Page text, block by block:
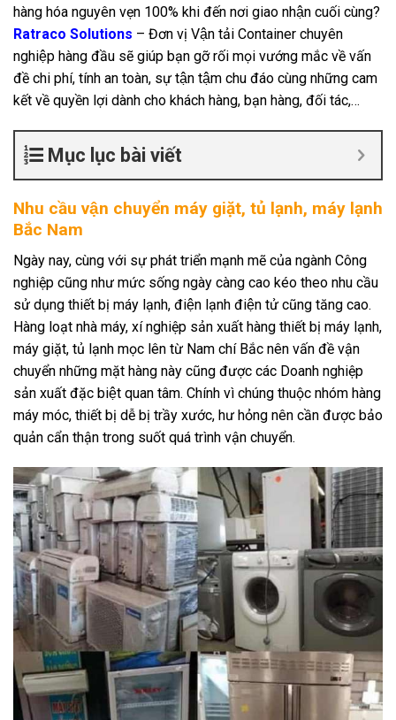
hàng hóa nguyên vẹn 100% khi đến nơi giao nhận cuối cùng?
Ratraco Solutions – Đơn vị Vận tải Container chuyên
nghiệp hàng đầu sẽ giúp bạn gỡ rối mọi vướng mắc về vấn
đề chi phí, tính an toàn, sự tận tậm chu đáo cùng những cam
kết về quyền lợi dành cho khách hàng, bạn hàng, đối tác,…
Mục lục bài viết
Nhu cầu vận chuyển máy giặt, tủ lạnh, máy lạnh
Bắc Nam
Ngày nay, cùng với sự phát triển mạnh mẽ của ngành Công
nghiệp cũng như mức sống ngày càng cao kéo theo nhu cầu
sử dụng thiết bị máy lạnh, điện lạnh điện tử cũng tăng cao.
Hàng loạt nhà máy, xí nghiệp sản xuất hàng thiết bị máy lạnh,
máy giặt, tủ lạnh mọc lên từ Nam chí Bắc nên vấn đề vận
chuyển những mặt hàng này cũng được các Doanh nghiệp
sản xuất đặc biệt quan tâm. Chính vì chúng thuộc nhóm hàng
máy móc, thiết bị dễ bị trầy xước, hư hỏng nên cần được bảo
quản cẩn thận trong suốt quá trình vận chuyển.